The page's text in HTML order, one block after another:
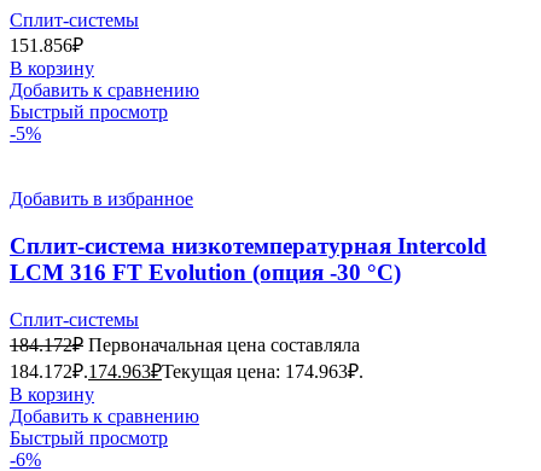
Сплит-системы
151.856₽
В корзину
Добавить к сравнению
Быстрый просмотр
-5%
Добавить в избранное
Сплит-система низкотемпературная Intercold
LCM 316 FT Evolution (опция -30 °С)
Сплит-системы
184.172₽ Первоначальная цена составляла
184.172₽.174.963₽Текущая цена: 174.963₽.
В корзину
Добавить к сравнению
Быстрый просмотр
-6%